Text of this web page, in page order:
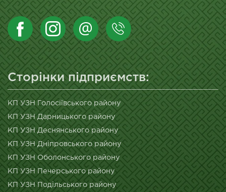
Сторінки підприємств:
КП УЗН Голосіївського району
КП УЗН Дарницького району
КП УЗН Деснянського району
КП УЗН Дніпровського району
КП УЗН Оболонського району
КП УЗН Печерського району
КП УЗН Подільського району